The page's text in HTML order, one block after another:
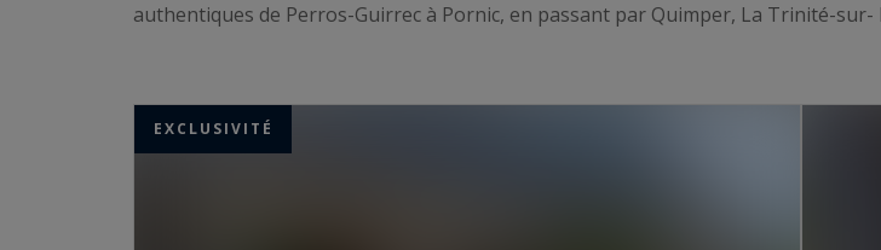
authentiques de Perros-Guirrec à Pornic, en passant par Quimper, La Trinité-sur-
A la recherche d’un bien immobilier de prestige à Vannes dans un environnement
agences immobilières situées en Bretagne Sud vous accompagneront avec plaisir
EXCLUSIVITÉ